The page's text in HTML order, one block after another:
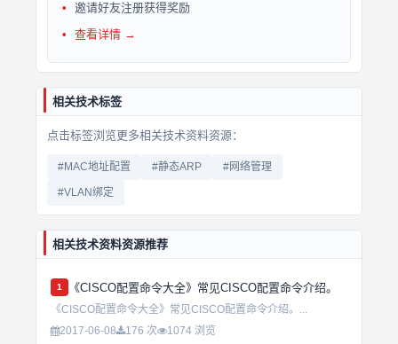
邀请好友注册获得奖励
查看详情 →
相关技术标签
点击标签浏览更多相关技术资料资源：
#MAC地址配置 #静态ARP #网络管理
#VLAN绑定
相关技术资料资源推荐
1 《CISCO配置命令大全》常见CISCO配置命令介绍。
《CISCO配置命令大全》常见CISCO配置命令介绍。...
2017-06-08
176 次 1074 浏览